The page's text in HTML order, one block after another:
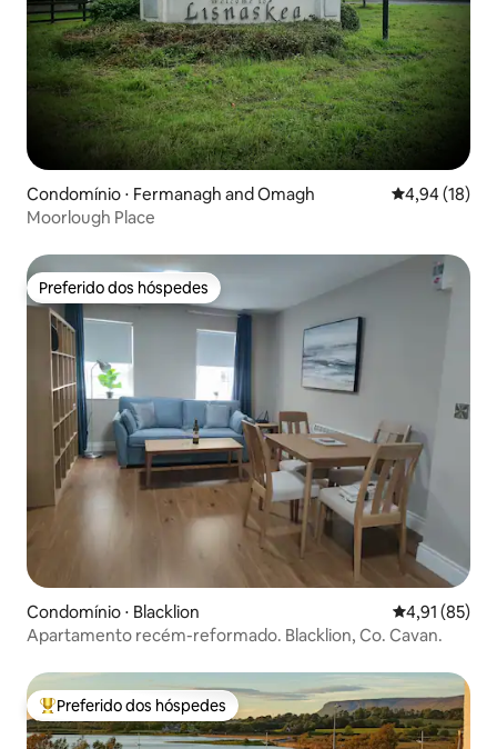
Condomínio ⋅ Fermanagh and Omagh 4,94 de uma
4,94 (18)
Moorlough Place
Preferido dos hóspedes
Preferido dos hóspedes
Condomínio ⋅ Blacklion 4,91 de uma
4,91 (85)
Apartamento recém-reformado. Blacklion, Co. Cavan.
Entre os melhores preferidos dos hóspedes
Preferido dos hóspedes